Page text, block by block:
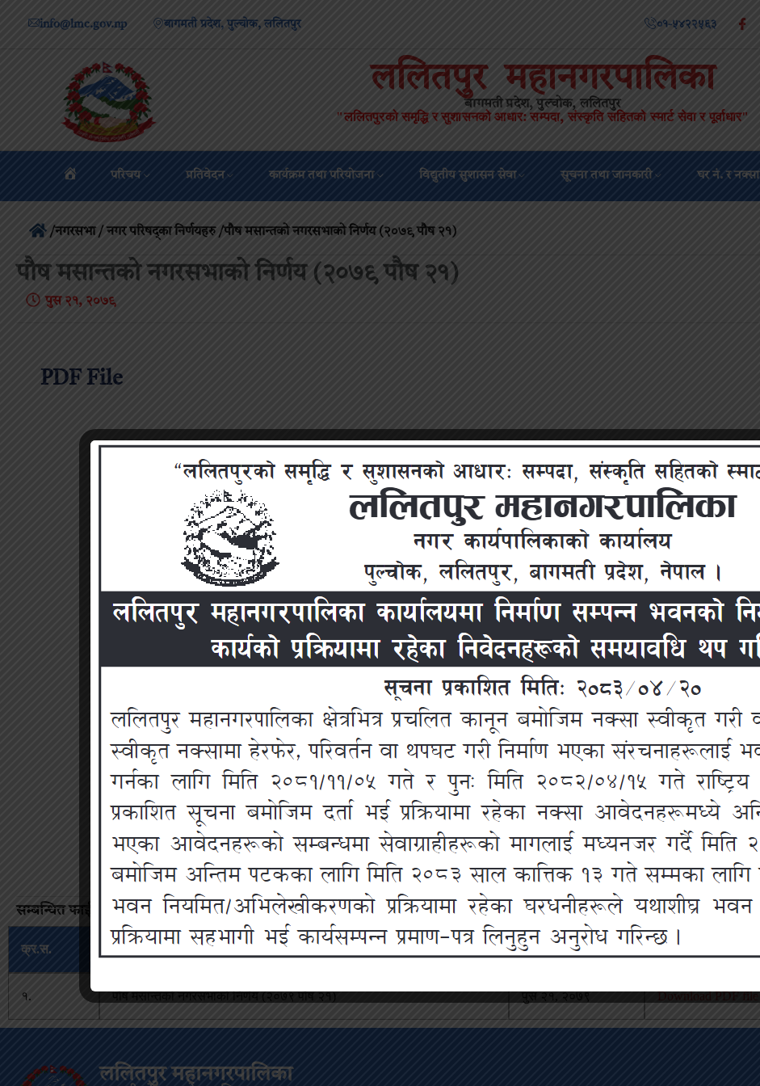
info@lmc.gov.np बागमती प्रदेश, पुल्चोक, ललितपुर ०१-५४२२५६३
ललितपुर महानगरपालिका
बागमती प्रदेश, पुल्चोक, ललितपुर
"ललितपुरको समृद्धि र सुशासनको आधार:सम्पदा, संस्कृति सहितको स्मार्ट सेवा र पूर्वाधार"
परिचय प्रतिवेदन कार्यक्रम तथा परियोजना विद्युतीय सुशासन सेवा सूचना तथा जानकारी घर नं. र नक्सा
/नगरसभा / नगर परिषद्का निर्णयहरु /पौष मसान्तको नगरसभाको निर्णय (२०७९ पौष २१)
पौष मसान्तको नगरसभाको निर्णय (२०७९ पौष २१)
पुस २१, २०७९
PDF File
सम्बन्धित फाईल डाउनलोड गर्नुहोस :
क्र.स. सम्बन्धित फाईलको नाम अपलोड भएको मिति सम्बन्धित फाईल
१. पौष मसान्तको नगरसभाको निर्णय (२०७९ पौष २१) पुस २१, २०७९ Download PDF file
ललितपुर महानगरपालिका